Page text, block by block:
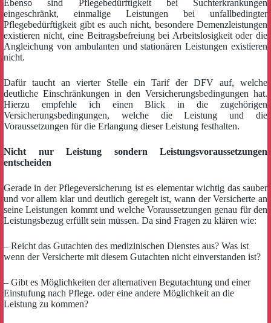
Ebenso sind Pflegebedürftigkeit bei Suchterkrankungen
eingeschränkt, einmalige Leistungen bei unfallbedingter
Pflegebedürftigkeit gibt es auch nicht, besondere Demenzleistungen
existieren nicht, eine Beitragsbefreiung bei Arbeitslosigkeit oder die
Angleichung von ambulanten und stationären Leistungen existieren
nicht.
Dafür taucht an vierter Stelle ein Tarif der DFV auf, welche
deutliche Einschränkungen in den Versicherungsbedingungen hat.
Hierzu empfehle ich einen Blick in die zugehörigen
Versicherungsbedingungen, welche die Leistung und die
Voraussetzungen für die Erlangung dieser Leistung festhalten.
Nicht nur Leistung sondern Leistungsvoraussetzungen
entscheiden
Gerade in der Pflegeversicherung ist es elementar wichtig das sauber
und vor allem klar und deutlich geregelt ist, wann der Versicherte an
seine Leistungen kommt und welche Voraussetzungen genau für den
Leistungsbezug erfüllt sein müssen. Da sind Fragen zu klären wie:
– Reicht das Gutachten des medizinischen Dienstes aus? Was ist
wenn der Versicherte mit diesem Gutachten nicht einverstanden ist?
– Gibt es Möglichkeiten der alternativen Begutachtung und einer
Einstufung nach Pflege. oder eine andere Möglichkeit an die
Leistung zu kommen?